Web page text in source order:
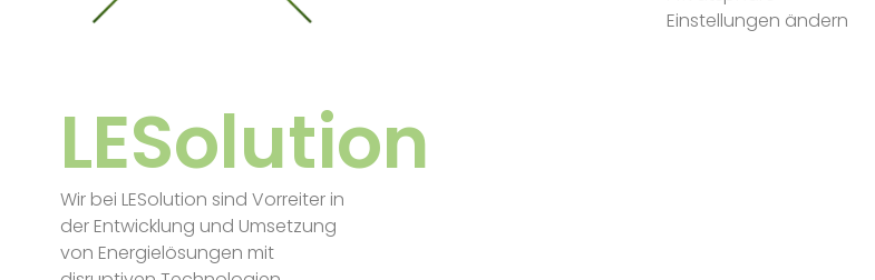
LESolution
Wir bei LESolution sind Vorreiter in
der Entwicklung und Umsetzung
von Energielösungen mit
Einstellungen ändern